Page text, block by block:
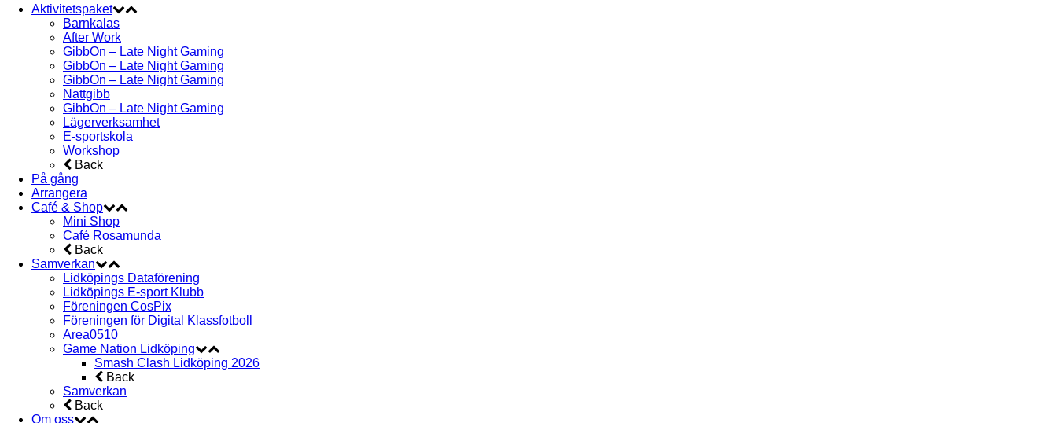
Aktivitetspaket
Barnkalas
After Work
GibbOn – Late Night Gaming
GibbOn – Late Night Gaming
GibbOn – Late Night Gaming
Nattgibb
GibbOn – Late Night Gaming
Lägerverksamhet
E-sportskola
Workshop
Back
På gång
Arrangera
Café & Shop
Mini Shop
Café Rosamunda
Back
Samverkan
Lidköpings Dataförening
Lidköpings E-sport Klubb
Föreningen CosPix
Föreningen för Digital Klassfotboll
Area0510
Game Nation Lidköping
Smash Clash Lidköping 2026
Back
Samverkan
Back
Om oss